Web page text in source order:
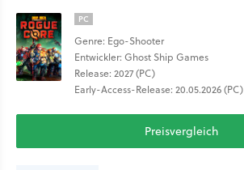
PC
Genre: Ego-Shooter
Entwickler: Ghost Ship Games
Release: 2027 (PC)
Early-Access-Release: 20.05.2026 (PC)
Preisvergleich